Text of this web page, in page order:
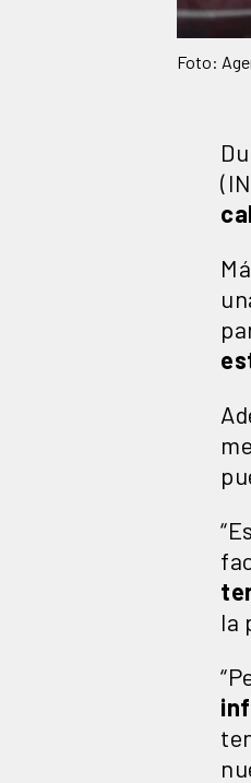
Foto:
la